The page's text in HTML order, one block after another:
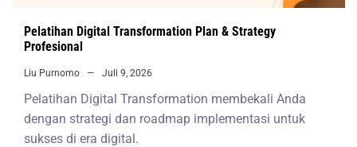
Pelatihan Digital Transformation Plan & Strategy
Profesional
Liu Purnomo Juli 9, 2026
Pelatihan Digital Transformation membekali Anda
dengan strategi dan roadmap implementasi untuk
sukses di era digital.